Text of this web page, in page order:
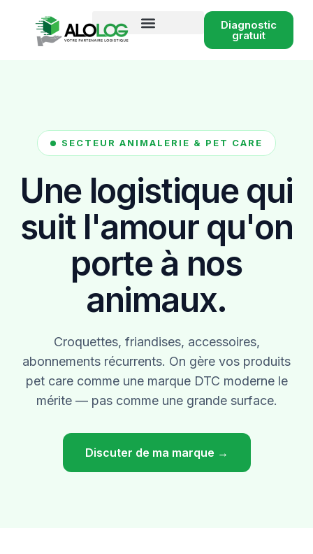
Diagnostic
gratuit
SECTEUR ANIMALERIE & PET CARE
Une logistique qui
suit l'amour qu'on
porte à nos
animaux.
Croquettes, friandises, accessoires,
abonnements récurrents. On gère vos produits
pet care comme une marque DTC moderne le
mérite — pas comme une grande surface.
Discuter de ma marque →